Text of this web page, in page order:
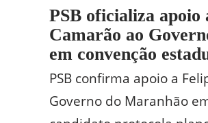
PSB oficializa apoio
Camarão ao
em convenção
PSB confirma apoio a
Governo do Maranhão